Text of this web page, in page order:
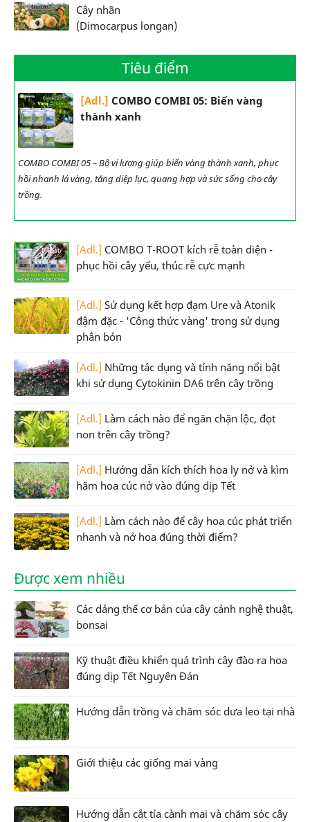
Cây nhãn
(Dimocarpus longan)
Tiêu điểm
[Adl.] COMBO COMBI 05: Biến vàng
thành xanh
COMBO COMBI 05 – Bộ vi lượng giúp biến vàng thành xanh, phục
hồi nhanh lá vàng, tăng diệp lục, quang hợp và sức sống cho cây
trồng.
[Adl.] COMBO T-ROOT kích rễ toàn diện -
phục hồi cây yếu, thúc rễ cực mạnh
[Adl.] Sử dụng kết hợp đạm Ure và Atonik
đậm đặc - 'Công thức vàng' trong sử dụng
phân bón
[Adl.] Những tác dụng và tính năng nổi bật
khi sử dụng Cytokinin DA6 trên cây trồng
[Adl.] Làm cách nào để ngăn chặn lộc, đọt
non trên cây trồng?
[Adl.] Hướng dẫn kích thích hoa ly nở và kìm
hãm hoa cúc nở vào đúng dịp Tết
[Adl.] Làm cách nào để cây hoa cúc phát triển
nhanh và nở hoa đúng thời điểm?
Được xem nhiều
Các dáng thế cơ bản của cây cảnh nghệ thuật,
bonsai
Kỹ thuật điều khiển quá trình cây đào ra hoa
đúng dịp Tết Nguyên Đán
Hướng dẫn trồng và chăm sóc dưa leo tại nhà
Giới thiệu các giống mai vàng
Hướng dẫn cắt tỉa cành mai và chăm sóc cây